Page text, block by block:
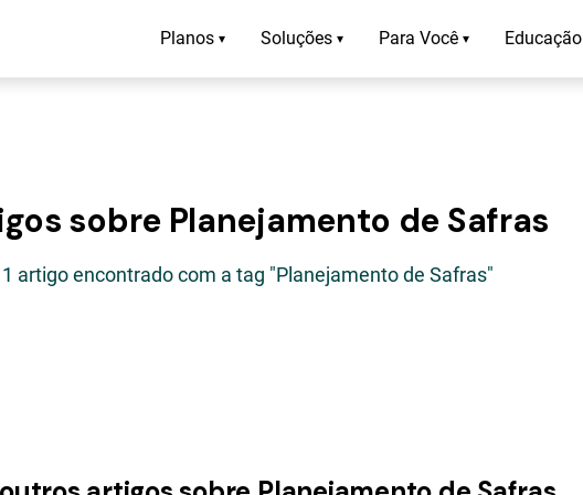
Planos ▾ Soluções ▾ Para Você ▾ Educação
sobre Planejamento de Safras
1 artigo encontrado com a tag "Planejamento de Safras"